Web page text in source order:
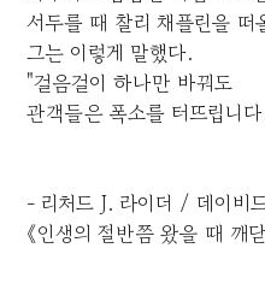
서두를 때 찰리 채플린을 떠
그는 이렇게 말했다.
"걸음걸이 하나만 바꿔도
관객들은 폭소를 터뜨립니
- 리처드 J. 라이더 / 데이비
《인생의 절반쯤 왔을 때 깨